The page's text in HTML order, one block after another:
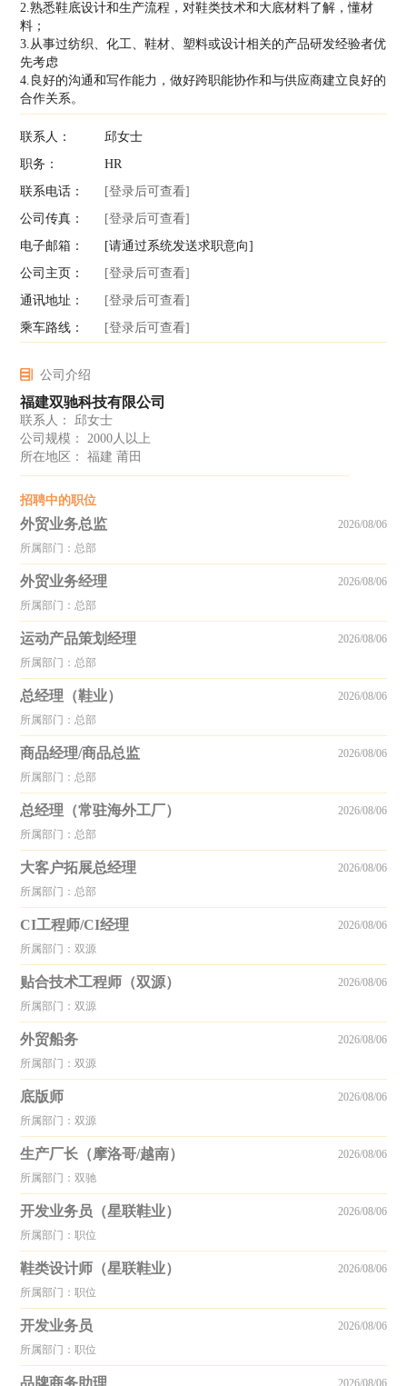
2.熟悉鞋底设计和生产流程，对鞋类技术和大底材料了解，懂材
料；
3.从事过纺织、化工、鞋材、塑料或设计相关的产品研发经验者优
先考虑
4.良好的沟通和写作能力，做好跨职能协作和与供应商建立良好的
合作关系。
联系人：
邱女士
职务：
HR
联系电话：
[登录后可查看]
公司传真：
[登录后可查看]
电子邮箱：
[请通过系统发送求职意向]
公司主页：
[登录后可查看]
通讯地址：
[登录后可查看]
乘车路线：
[登录后可查看]
公司介绍
福建双驰科技有限公司
联系人： 邱女士
公司规模： 2000人以上
所在地区： 福建 莆田
招聘中的职位
外贸业务总监
所属部门：总部
2026/08/06
外贸业务经理
所属部门：总部
2026/08/06
运动产品策划经理
所属部门：总部
2026/08/06
总经理（鞋业）
所属部门：总部
2026/08/06
商品经理/商品总监
所属部门：总部
2026/08/06
总经理（常驻海外工厂）
所属部门：总部
2026/08/06
大客户拓展总经理
所属部门：总部
2026/08/06
CI工程师/CI经理
所属部门：双源
2026/08/06
贴合技术工程师（双源）
所属部门：双源
2026/08/06
外贸船务
所属部门：双源
2026/08/06
底版师
所属部门：双源
2026/08/06
生产厂长（摩洛哥/越南）
所属部门：双驰
2026/08/06
开发业务员（星联鞋业）
所属部门：职位
2026/08/06
鞋类设计师（星联鞋业）
所属部门：职位
2026/08/06
开发业务员
所属部门：职位
2026/08/06
品牌商务助理 2026/08/06